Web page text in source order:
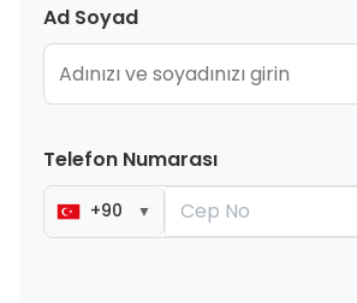
Ad Soyad
Telefon Numarası
+90 ▼